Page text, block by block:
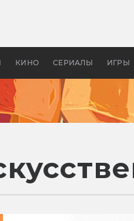
КИНО СЕРИАЛЫ ИГРЫ